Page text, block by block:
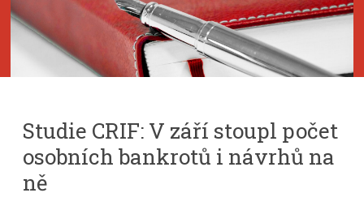
Studie CRIF: V září stoupl počet
osobních bankrotů i návrhů na
ně